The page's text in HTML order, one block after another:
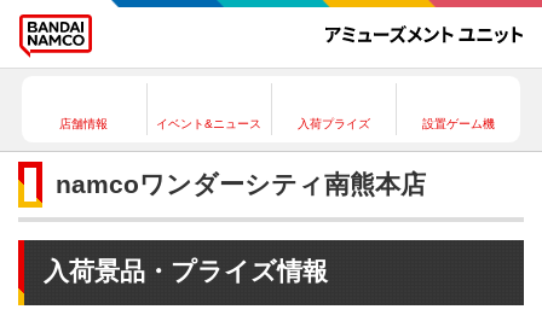
店舗情報 イベント&ニュース 入荷プライズ 設置ゲーム機
namcoワンダーシティ南熊本店
入荷景品・プライズ情報